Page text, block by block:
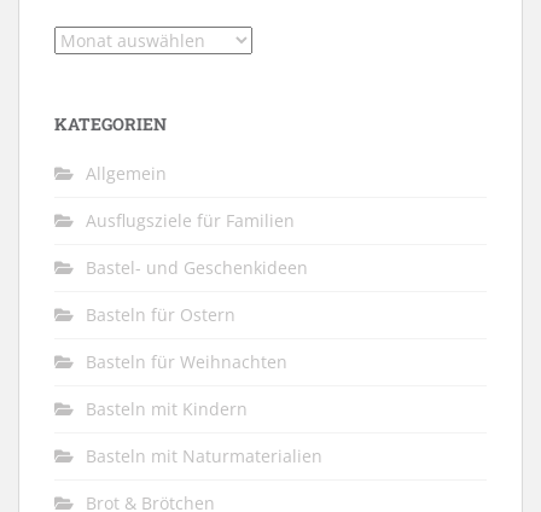
Archiv
KATEGORIEN
Allgemein
Ausflugsziele für Familien
Bastel- und Geschenkideen
Basteln für Ostern
Basteln für Weihnachten
Basteln mit Kindern
Basteln mit Naturmaterialien
Brot & Brötchen